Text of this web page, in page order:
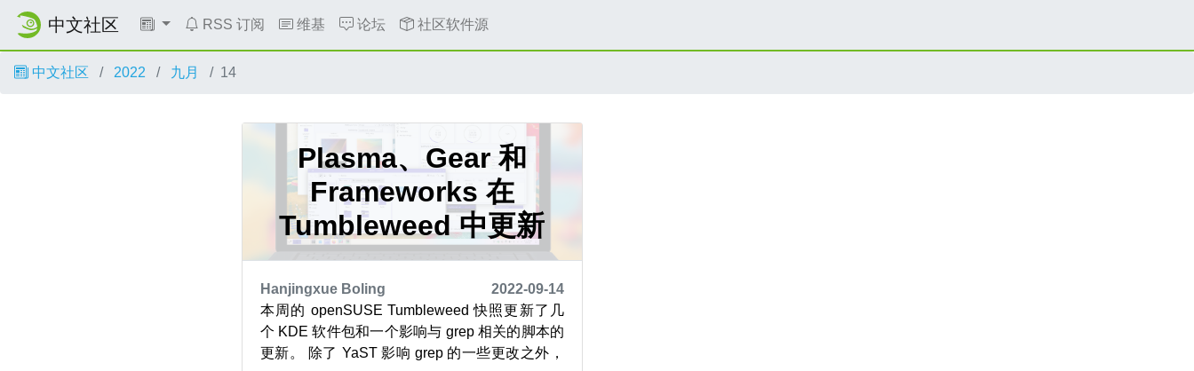
中文社区 RSS 订阅 维基 论坛 社区软件源
中文社区 2022 九月 14
Plasma、Gear 和
Frameworks 在
Tumbleweed 中更新
Hanjingxue Boling
2022-09-14
本周的 openSUSE Tumbleweed 快照更新了几
个 KDE 软件包和一个影响与 grep 相关的脚本的
更新。 除了 YaST 影响 grep 的一些更改之外，